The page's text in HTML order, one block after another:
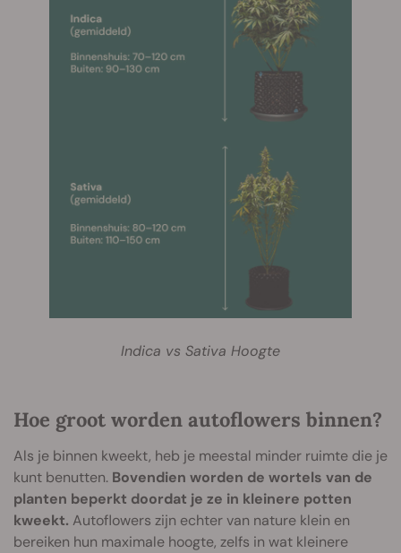
Indica vs Sativa Hoogte
Hoe groot worden autoflowers binnen?
Als je binnen kweekt, heb je meestal minder ruimte die je
kunt benutten. Bovendien worden de wortels van de
planten beperkt doordat je ze in kleinere potten
kweekt. Autoflowers zijn echter van nature klein en
bereiken hun maximale hoogte, zelfs in wat kleinere